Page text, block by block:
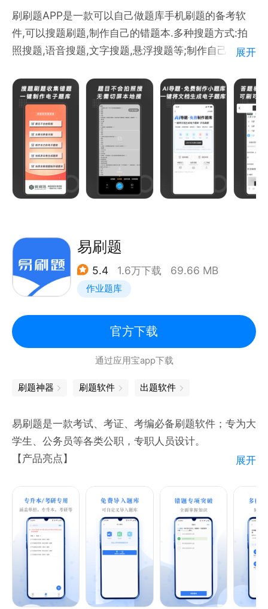
7、在线预订课程：老师在线辅导，听课练习同步走，
还可无限次回放学习。
刷刷题APP是一款可以自己做题库手机刷题的备考软
件,可以搜题刷题,制作自己的错题本.多种搜题方式:拍
照搜题,语音搜题,文字搜题,悬浮搜题等;制作自己的电
会拍照搜,无需切屏悬浮搜,无需网络本地搜,百万题库,
覆盖全国128门大学职业考试
【刷刷题能解决什么问题】
制作题库 — 告别手动录入,支持多种文档格式一键智能
导入生成在线题库,手机随时随地刷题
多维刷题 — 顺序练习/题型练习/随机练习/模拟考试/错
随时随地 — 手机就是你的刷题工具,碎片时间充分利用
拍照录题 - 拍纸质试卷生成在线题库手机刷题
收集错题 - 拍照收集错题,告别手抄错题
试卷擦除 - 去除试卷手写部分,还原空白试卷
知识赚钱 - 售卖自己的题库,获得收益
共同学习 - 创建班级,一起学习有动力
PK刷题 - PK着一起刷题,激情投入效率高
模拟考试 - 测评学习效果
悬浮窗搜题 - 悬浮于应用上方,无需切屏
多种搜题方式 - 拍照搜题,语音搜题,文字搜题,悬浮搜题
【谁可以用刷刷题】
刷刷题覆盖全国128门大学职业考试,提供以下大学职
业的相关题库:安规,安全生产,安全员,保安,保健师,保育
员,材料员,裁判员,测量员,测评师,车工,成人高考,乘务
员,程序员,厨师,催乳师,大学地理,大学化学,大学历史,
大学生网课,大学生物,高数,有机化学,线性代数,大学物
理,大学英语,大学语文,单招,单证员,导购员,灯光师,电
展开
易刷题
5.4 1.6万下载 69.66 MB
作业题库
官方下载
通过应用宝app下载
刷题神器 刷题软件 出题软件
易刷题是一款考试、考证、考编必备刷题软件；专为大
学生、公务员等各类公职，专职人员设计。
【产品亮点】
2.免费导入题库；可自定义导入题库
3.错题专项突破；全面掌握知识
4.多种刷题模式；随时随地练习
展开